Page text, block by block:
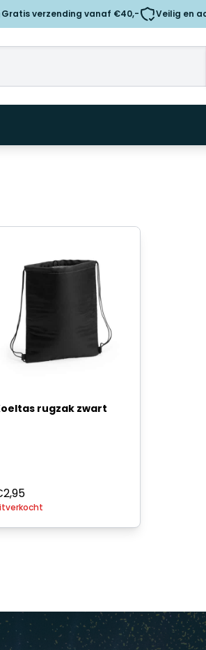
Gratis verzending vanaf €40,- Veilig en
rugzak zwart
2,95